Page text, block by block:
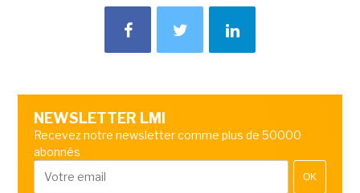
NEWSLETTER LMI
Recevez notre newsletter comme plus de 50000
abonnés
OK